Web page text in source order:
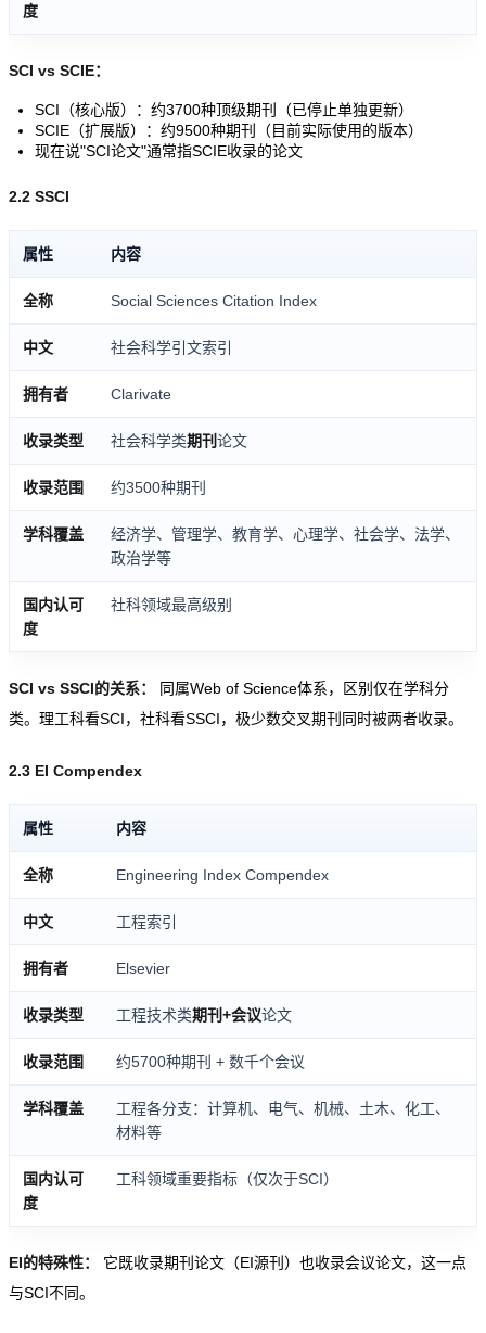
度
SCI vs SCIE：
SCI（核心版）：约3700种顶级期刊（已停止单独更新）
SCIE（扩展版）：约9500种期刊（目前实际使用的版本）
现在说"SCI论文"通常指SCIE收录的论文
2.2 SSCI
属性 内容
全称 Social Sciences Citation Index
中文 社会科学引文索引
拥有者 Clarivate
收录类型 社会科学类期刊论文
收录范围 约3500种期刊
学科覆盖
经济学、管理学、教育学、心理学、社会学、法学、
政治学等
国内认可
度
社科领域最高级别
SCI vs SSCI的关系：
同属Web of Science体系，区别仅在学科分
类。理工科看SCI，社科看SSCI，极少数交叉期刊同时被两者收录。
2.3 EI Compendex
属性 内容
全称 Engineering Index Compendex
中文 工程索引
拥有者 Elsevier
收录类型 工程技术类期刊+会议论文
收录范围 约5700种期刊 + 数千个会议
学科覆盖
工程各分支：计算机、电气、机械、土木、化工、
材料等
国内认可
度
工科领域重要指标（仅次于SCI）
EI的特殊性：
它既收录期刊论文（EI源刊）也收录会议论文，这一点
与SCI不同。